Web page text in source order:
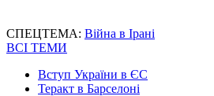
СПЕЦТЕМА: Війна в Ірані
ВСІ ТЕМИ
Вступ України в ЄС
Теракт в Барселоні